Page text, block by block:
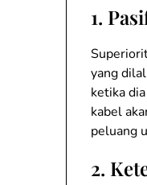
1.
yang
ketika
kabel
peluang
2.